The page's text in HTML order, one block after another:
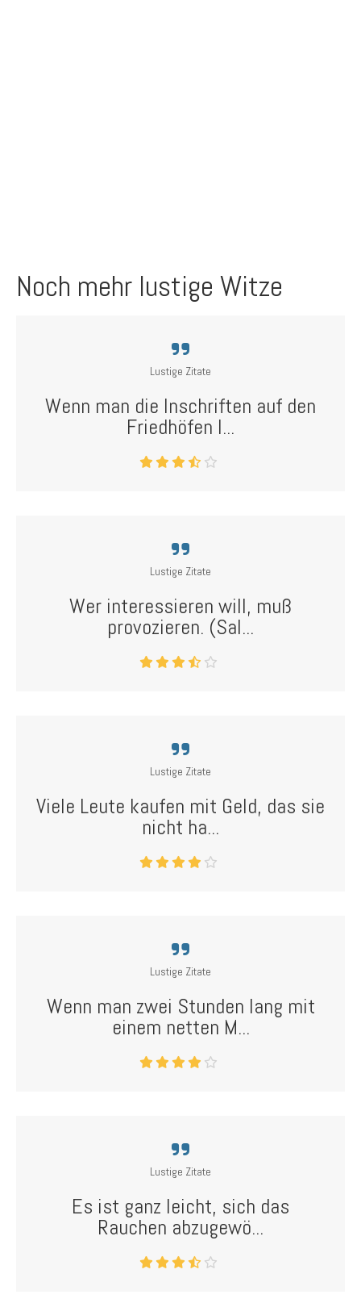
Noch mehr lustige Witze
Lustige Zitate
Wenn man die Inschriften auf den
Friedhöfen l...
Lustige Zitate
Wer interessieren will, muß
provozieren. (Sal...
Lustige Zitate
Viele Leute kaufen mit Geld, das sie
nicht ha...
Lustige Zitate
Wenn man zwei Stunden lang mit
einem netten M...
Lustige Zitate
Es ist ganz leicht, sich das
Rauchen abzugewö...